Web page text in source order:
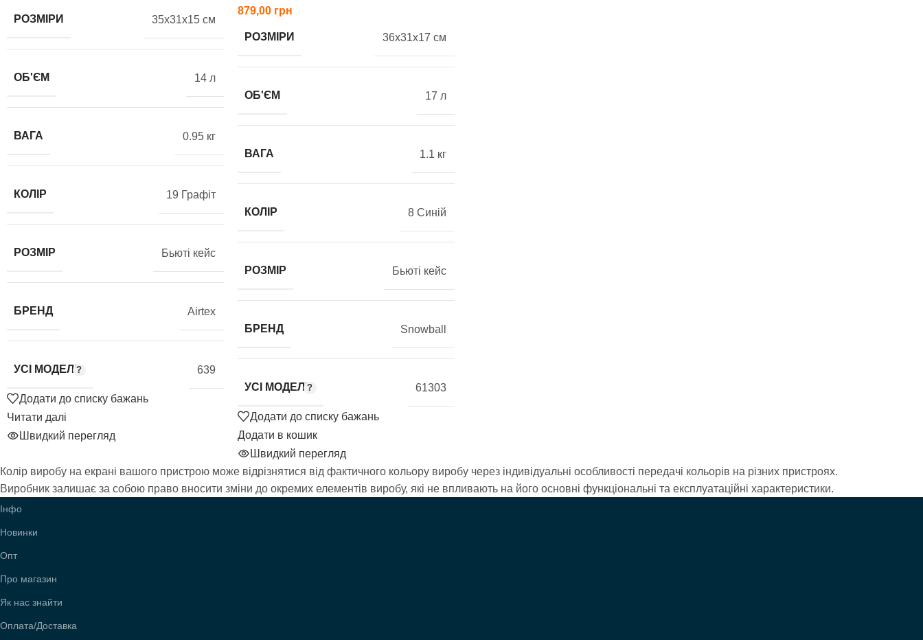
РОЗМІРИ 35x31x15 см
ОБ'ЄМ 14 л
ВАГА 0.95 кг
КОЛІР 19 Графіт
РОЗМІР Бьюті кейс
БРЕНД Airtex
УСІ МОДЕЛІ 639
Додати до списку бажань
Читати далі
Швидкий перегляд
879,00
РОЗМІРИ 36x31x17 см
ОБ'ЄМ 17 л
ВАГА 1.1 кг
КОЛІР 8 Синій
РОЗМІР Бьюті кейс
БРЕНД Snowball
УСІ МОДЕЛІ 61303
Додати до списку бажань
Додати в кошик
Швидкий перегляд
Колір виробу на екрані вашого пристрою може відрізнятися від фактичного кольору виробу через індивідуальні особливості передачі кольорів на різних пристроях.
Виробник залишає за собою право вносити зміни до окремих елементів виробу, які не впливають на його основні функціональні та експлуатаційні характеристики.
Інфо
Новинки
Опт
Про магазин
Як нас знайти
Оплата/Доставка